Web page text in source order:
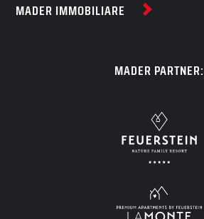
MADER IMMOBILIARE
MADER PARTNER: